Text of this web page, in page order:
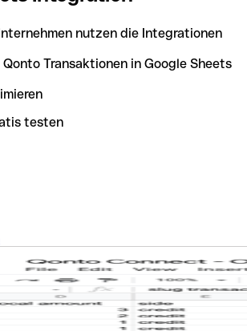
nutzen die Integrationen
Qonto Transaktionen in Google Sheets
testen